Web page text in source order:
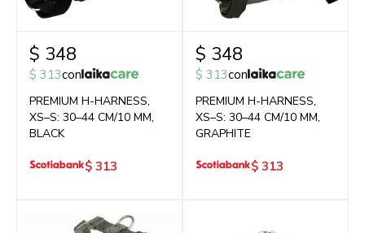
$ 348
$ 313con
PREMIUM H-HARNESS,
XS–S: 30–44 CM/10 MM,
BLACK
$ 313
$ 348
$ 313con
PREMIUM H-HARNESS,
XS–S: 30–44 CM/10 MM,
GRAPHITE
$ 313